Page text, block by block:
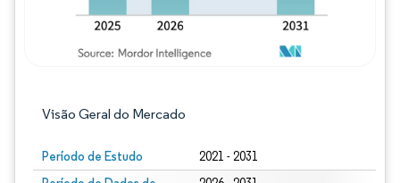
Visão Geral do Mercado
Período de Estudo 2021 - 2031